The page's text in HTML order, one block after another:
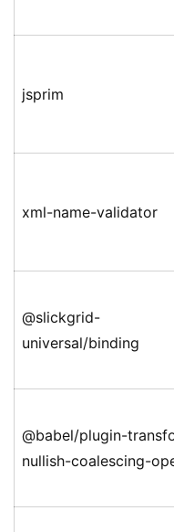
jsprim
xml-name-validator
@slickgrid-
universal/binding
@babel/plugin-
nullish-coalescing-